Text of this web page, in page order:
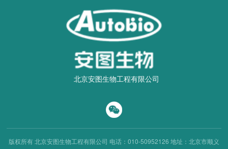
北京安图生物工程有限公司
版权所有 北京安图生物工程有限公司 电话：010-50952126 地址：北京市顺义